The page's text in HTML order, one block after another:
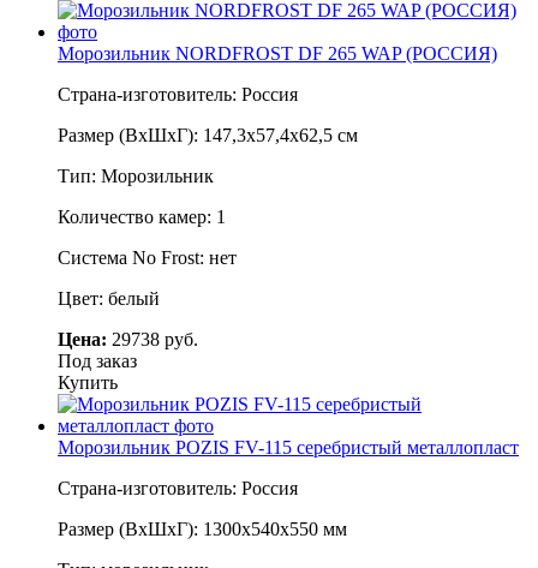
Морозильник NORDFROST DF 265 WAP (РОССИЯ)
Страна-изготовитель: Россия
Размер (ВхШхГ): 147,3х57,4х62,5 см
Тип: Морозильник
Количество камер: 1
Система No Frost: нет
Цвет: белый
Цена: 29738 руб.
Под заказ
Купить
Морозильник POZIS FV-115 серебристый металлопласт
Страна-изготовитель: Россия
Размер (ВхШхГ): 1300х540х550 мм